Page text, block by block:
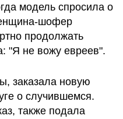
модель спросила о
шофер
продолжать
"Я не вожу евреев".
заказала новую
о случившемся.
также подала